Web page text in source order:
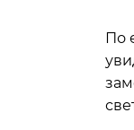
По